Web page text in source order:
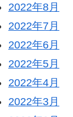
2022年8月
2022年7月
2022年6月
2022年5月
2022年4月
2022年3月